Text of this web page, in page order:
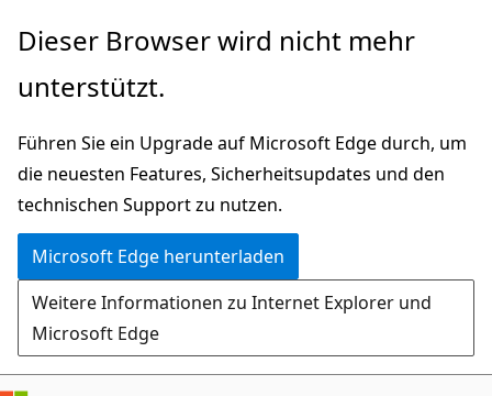
Zu
wechseln
Dieser Browser wird nicht mehr
unterstützt.
Führen Sie ein Upgrade auf Microsoft Edge durch, um
die neuesten Features, Sicherheitsupdates und den
technischen Support zu nutzen.
Microsoft Edge herunterladen
Weitere Informationen zu Internet Explorer und
Microsoft Edge